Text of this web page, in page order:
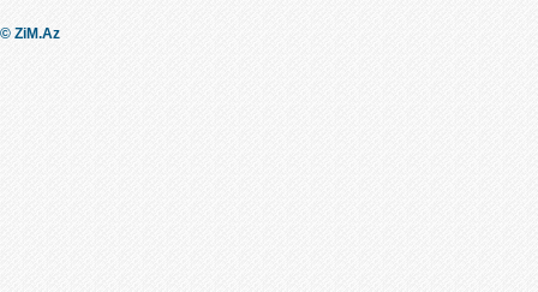
© ZiM.Az